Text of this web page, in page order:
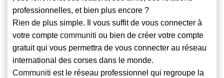
professionnelles, et bien plus encore ?
Rien de plus simple. Il vous suffit de vous connecter à
votre compte communiti ou bien de créer votre compte
gratuit qui vous permettra de vous connecter au réseau
international des corses dans le monde.
Communiti est le réseau professionnel qui regroupe la